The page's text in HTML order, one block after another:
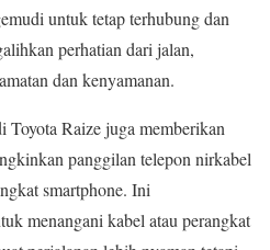
untuk tetap terhubung dan
perhatian dari jalan,
dan kenyamanan.
Raize juga memberikan
panggilan telepon nirkabel
smartphone. Ini
menangani kabel atau perangkat